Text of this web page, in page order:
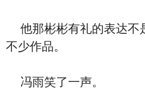
他那彬彬有礼的表达不
不少作品。
冯雨笑了一声。